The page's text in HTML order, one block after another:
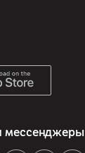
мессенджеры